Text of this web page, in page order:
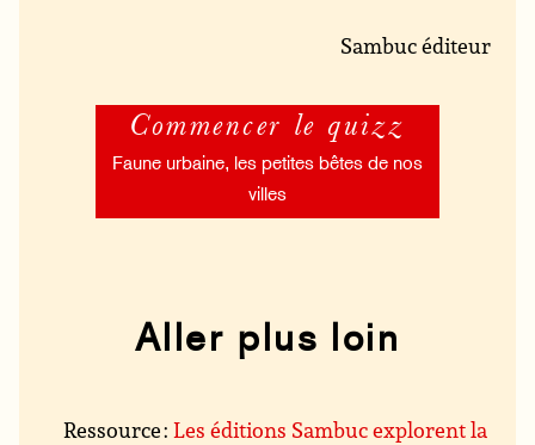
Sambuc éditeur
Commencer le quizz
Faune urbaine, les petites bêtes de nos
villes
Aller plus loin
Ressource :Les éditions Sambuc explorent la